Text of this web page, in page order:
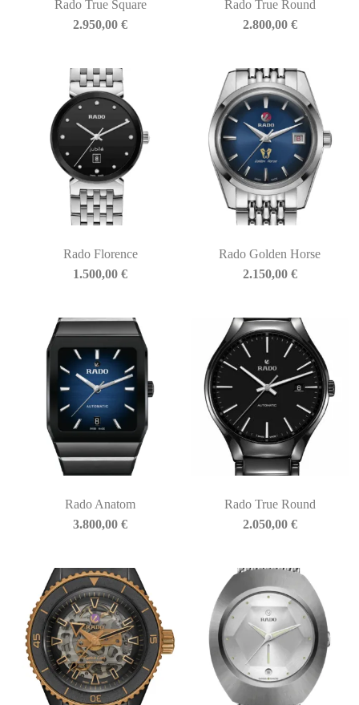
Rado True Square
2.950,00€
Rado True Round
2.800,00 €
Rado Florence
1.500,00€
Rado Golden Horse
2.150,00 €
Rado Anatom
3.800,00€
Rado True Round
2.050,00 €